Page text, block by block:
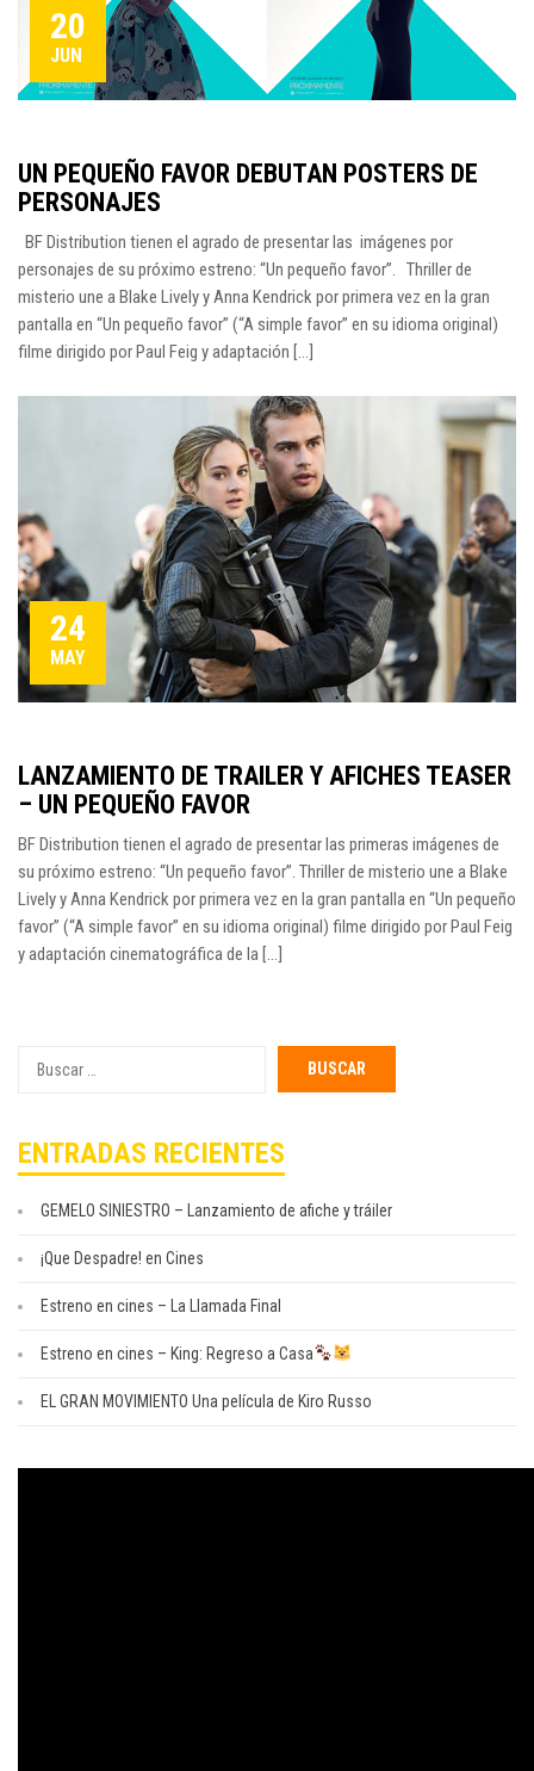
20
JUN
UN PEQUEÑO FAVOR DEBUTAN POSTERS DE
PERSONAJES
BF Distribution tienen el agrado de presentar las imágenes por
personajes de su próximo estreno: “Un pequeño favor”. Thriller de
misterio une a Blake Lively y Anna Kendrick por primera vez en la gran
pantalla en “Un pequeño favor” (“A simple favor” en su idioma original)
filme dirigido por Paul Feig y adaptación [...]
24
MAY
LANZAMIENTO DE TRAILER Y AFICHES TEASER
– UN PEQUEÑO FAVOR
BF Distribution tienen el agrado de presentar las primeras imágenes de
su próximo estreno: “Un pequeño favor”. Thriller de misterio une a Blake
Lively y Anna Kendrick por primera vez en la gran pantalla en “Un pequeño
favor” (“A simple favor” en su idioma original) filme dirigido por Paul Feig
y adaptación cinematográfica de la [...]
por:
ENTRADAS RECIENTES
GEMELO SINIESTRO – Lanzamiento de afiche y tráiler
¡Que Despadre! en Cines
Estreno en cines – La Llamada Final
Estreno en cines – King: Regreso a Casa
EL GRAN MOVIMIENTO Una película de Kiro Russo